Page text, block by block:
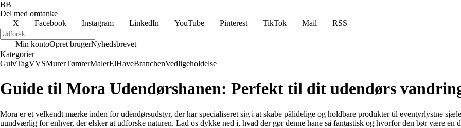
BB
Del med omtanke
X
Facebook Instagram LinkedIn YouTube Pinterest TikTok Mail RSS
Min kontoOpret brugerNyhedsbrevet
Kategorier
GulvTagVVSMurerTømrerMalerElHaveBranchenVedligeholdelse
Guide til Mora Udendørshanen: Perfekt til dit udendørs
Mora er et velkendt mærke inden for udendørsudstyr, der har specialiseret sig i at skabe pålidelige og holdbare produkter til eventyrlystne
uundværlig for enhver, der elsker at udforske naturen. Lad os dykke ned i, hvad der gør denne hane så fantastisk og hvorfor den bør være en